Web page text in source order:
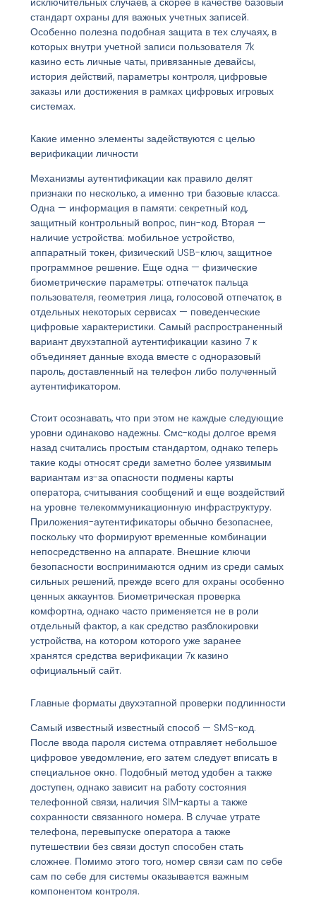
стандарт охраны для важных учетных записей.
Особенно полезна подобная защита в тех случаях, в
которых внутри учетной записи пользователя 7k
казино есть личные чаты, привязанные девайсы,
история действий, параметры контроля, цифровые
заказы или достижения в рамках цифровых игровых
системах.
Какие именно элементы задействуются с целью
верификации личности
Механизмы аутентификации как правило делят
признаки по несколько, а именно три базовые класса.
Одна — информация в памяти: секретный код,
защитный контрольный вопрос, пин-код. Вторая —
наличие устройства: мобильное устройство,
аппаратный токен, физический USB-ключ, защитное
программное решение. Еще одна — физические
биометрические параметры: отпечаток пальца
пользователя, геометрия лица, голосовой отпечаток, в
отдельных некоторых сервисах — поведенческие
цифровые характеристики. Самый распространенный
вариант двухэтапной аутентификации казино 7 к
объединяет данные входа вместе с одноразовый
пароль, доставленный на телефон либо полученный
аутентификатором.
Стоит осознавать, что при этом не каждые следующие
уровни одинаково надежны. Смс-коды долгое время
назад считались простым стандартом, однако теперь
такие коды относят среди заметно более уязвимым
вариантам из-за опасности подмены карты
оператора, считывания сообщений и еще воздействий
на уровне телекоммуникационную инфраструктуру.
Приложения-аутентификаторы обычно безопаснее,
поскольку что формируют временные комбинации
непосредственно на аппарате. Внешние ключи
безопасности воспринимаются одним из среди самых
сильных решений, прежде всего для охраны особенно
ценных аккаунтов. Биометрическая проверка
комфортна, однако часто применяется не в роли
отдельный фактор, а как средство разблокировки
устройства, на котором которого уже заранее
хранятся средства верификации 7к казино
официальный сайт.
Главные форматы двухэтапной проверки подлинности
Самый известный известный способ — SMS-код.
После ввода пароля система отправляет небольшое
цифровое уведомление, его затем следует вписать в
специальное окно. Подобный метод удобен а также
доступен, однако зависит на работу состояния
телефонной связи, наличия SIM-карты а также
сохранности связанного номера. В случае утрате
телефона, перевыпуске оператора а также
путешествии без связи доступ способен стать
сложнее. Помимо этого того, номер связи сам по себе
сам по себе для системы оказывается важным
компонентом контроля.